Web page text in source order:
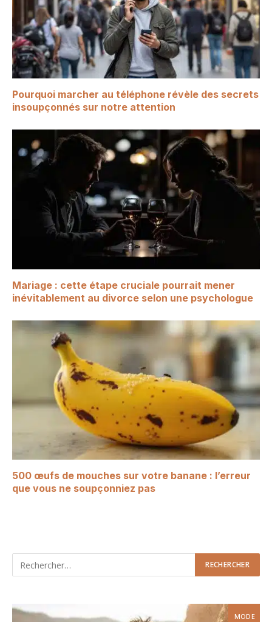
Pourquoi marcher au téléphone révèle des secrets
insoupçonnés sur notre attention
Mariage : cette étape cruciale pourrait mener
inévitablement au divorce selon une psychologue
500 œufs de mouches sur votre banane : l’erreur
que vous ne soupçonniez pas
MODE